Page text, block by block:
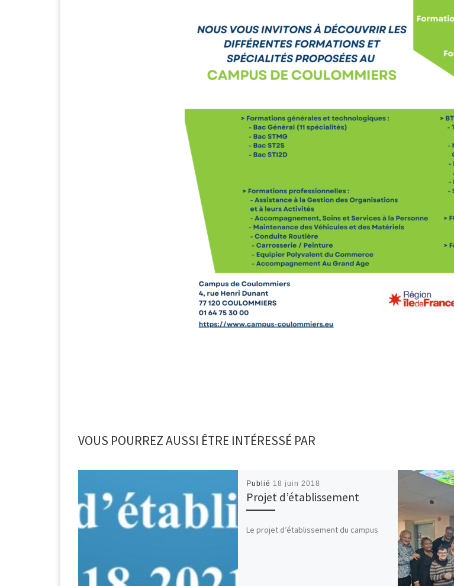
VOUS POURREZ AUSSI ÊTRE INTÉRESSÉ PAR
Publié 18 juin 2018
Projet d’établissement
Le projet d’établissement du campus